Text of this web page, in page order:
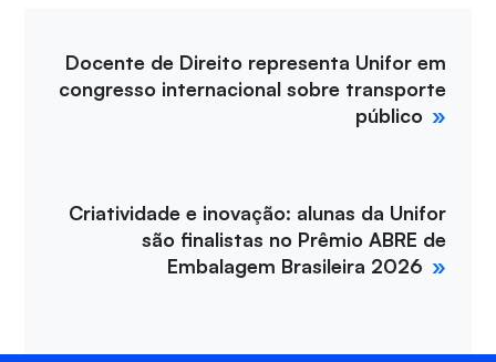
Docente de Direito representa Unifor em
congresso internacional sobre transporte
público
Criatividade e inovação: alunas da Unifor
são finalistas no Prêmio ABRE de
Embalagem Brasileira 2026